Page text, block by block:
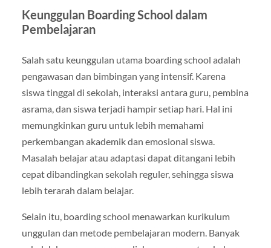
Keunggulan Boarding School dalam
Pembelajaran
Salah satu keunggulan utama boarding school adalah
pengawasan dan bimbingan yang intensif. Karena
siswa tinggal di sekolah, interaksi antara guru, pembina
asrama, dan siswa terjadi hampir setiap hari. Hal ini
memungkinkan guru untuk lebih memahami
perkembangan akademik dan emosional siswa.
Masalah belajar atau adaptasi dapat ditangani lebih
cepat dibandingkan sekolah reguler, sehingga siswa
lebih terarah dalam belajar.
Selain itu, boarding school menawarkan kurikulum
unggulan dan metode pembelajaran modern. Banyak